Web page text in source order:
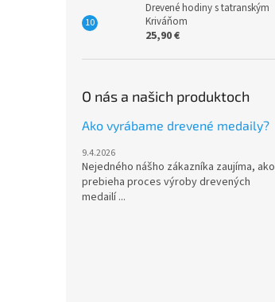
Drevené hodiny s tatranským
Kriváňom
25,90 €
O nás a našich produktoch
Ako vyrábame drevené medaily?
9.4.2026
Nejedného nášho zákazníka zaujíma, ako
prebieha proces výroby drevených
medailí ...